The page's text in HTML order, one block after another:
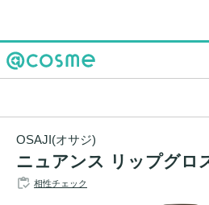
OSAJI(オサジ)
ニュアンス リップグロ
相性チェック